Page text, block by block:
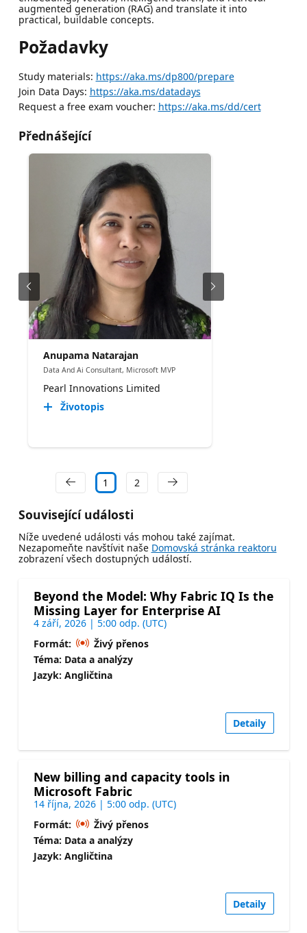
augmented generation (RAG) and translate it into
practical, buildable concepts.
Požadavky
Study materials: https://aka.ms/dp800/prepare
Join Data Days: https://aka.ms/datadays
Request a free exam voucher: https://aka.ms/dd/cert
Přednášející
Anupama Natarajan
Data And Ai Consultant, Microsoft MVP
Pearl Innovations Limited
Životopis
1 2
Související události
Níže uvedené události vás mohou také zajímat.
Nezapomeňte navštívit naše Domovská stránka reaktoru
zobrazení všech dostupných událostí.
Beyond the Model: Why Fabric IQ Is the
Missing Layer for Enterprise AI
4 září, 2026 | 5:00 odp. (UTC)
Formát:
Živý přenos
Téma: Data a analýzy
Jazyk: Angličtina
Detaily
New billing and capacity tools in
Microsoft Fabric
14 října, 2026 | 5:00 odp. (UTC)
Formát:
Živý přenos
Téma: Data a analýzy
Jazyk: Angličtina
Detaily